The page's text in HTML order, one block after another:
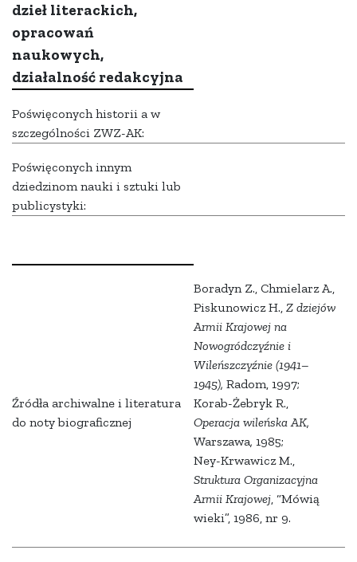
dzieł literackich,
opracowań
naukowych,
działalność redakcyjna
Poświęconych historii a w
szczególności ZWZ-AK:
Poświęconych innym
dziedzinom nauki i sztuki lub
publicystyki:
Źródła archiwalne i literatura
do noty biograficznej
Boradyn Z., Chmielarz A.,
Piskunowicz H., Z dziejów
Armii Krajowej na
Nowogródczyźnie i
Wileńszczyźnie (1941–
1945), Radom, 1997;
Korab-Żebryk R.,
Operacja wileńska AK,
Warszawa, 1985;
Ney-Krwawicz M.,
Struktura Organizacyjna
Armii Krajowej, “Mówią
wieki”, 1986, nr 9.